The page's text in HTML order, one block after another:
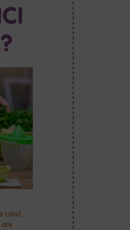
când
are